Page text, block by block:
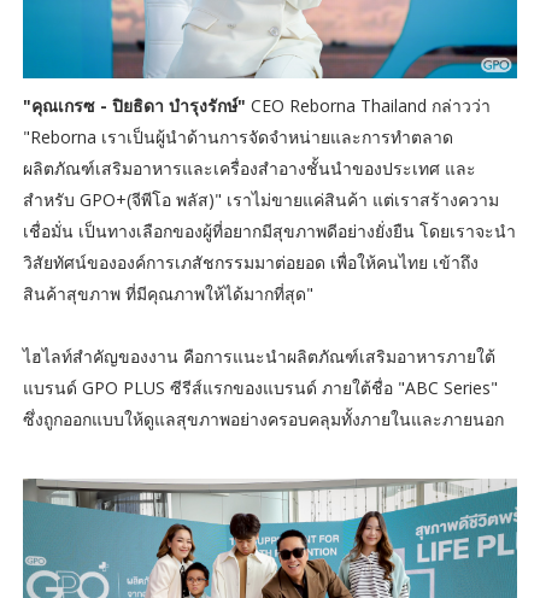
"คุณเกรซ - ปิยธิดา บำรุงรักษ์" CEO Reborna Thailand กล่าวว่า
"Reborna เราเป็นผู้นำด้านการจัดจำหน่ายและการทำตลาด
ผลิตภัณฑ์เสริมอาหารและเครื่องสำอางชั้นนำของประเทศ และ
สำหรับ GPO+(จีพีโอ พลัส)" เราไม่ขายแค่สินค้า แต่เราสร้างความ
เชื่อมั่น เป็นทางเลือกของผู้ที่อยากมีสุขภาพดีอย่างยั่งยืน โดยเราจะนำ
วิสัยทัศน์ขององค์การเภสัชกรรมมาต่อยอด เพื่อให้คนไทย เข้าถึง
สินค้าสุขภาพ ที่มีคุณภาพให้ได้มากที่สุด"
ไฮไลท์สำคัญของงาน คือการแนะนำผลิตภัณฑ์เสริมอาหารภายใต้
แบรนด์ GPO PLUS ซีรีส์แรกของแบรนด์ ภายใต้ชื่อ "ABC Series"
ซึ่งถูกออกแบบให้ดูแลสุขภาพอย่างครอบคลุมทั้งภายในและภายนอก